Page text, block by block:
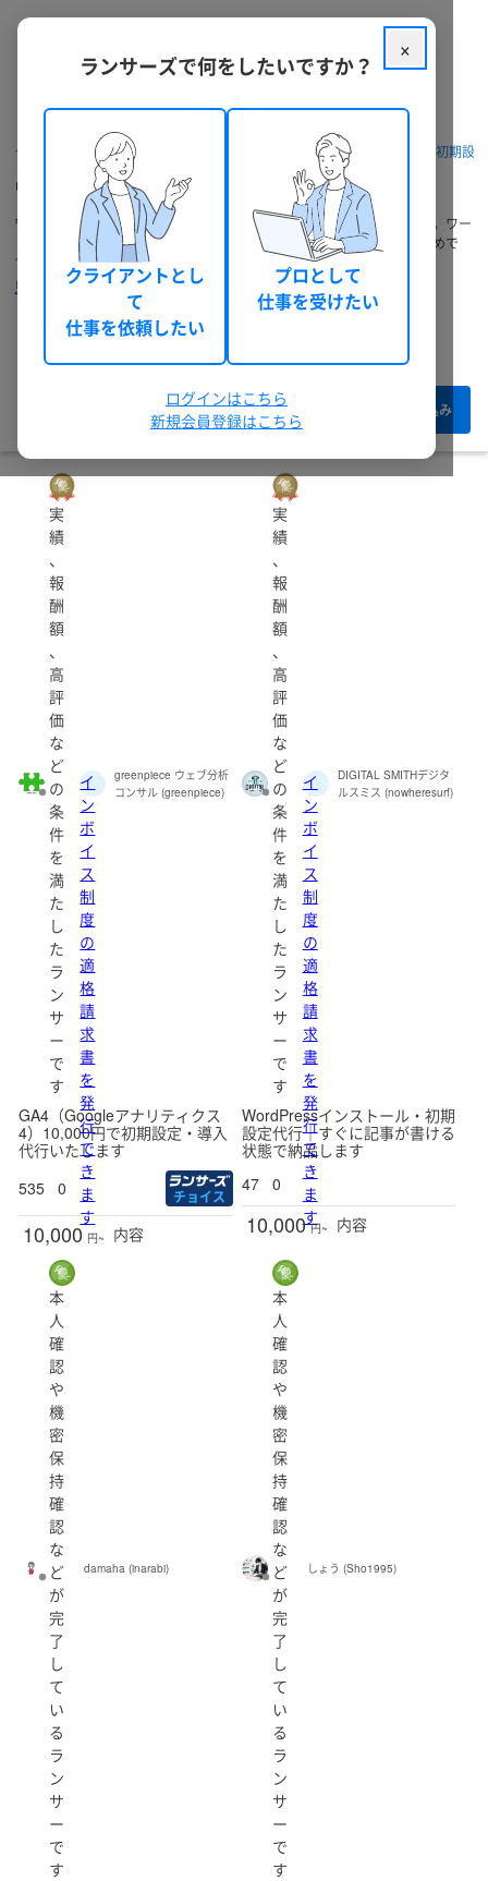
クラウドソーシング ランサーズ パッケージを探す ワードプレス初期設
ワードプレス初期設定代行の依頼・発注
ワードプレス初期設定代行に関する依頼相談・無料見積もりができます。ワー
ドプレス初期設定代行に強いプロのフリーランス・外注先探しにおすすめで
す。
見積もりから納品までの流れ
絞り込み
個人・法人
都道府県
指定しない
北海道 青森県 岩手県 宮城県 秋田県
山形県
茨城県 埼玉県
東京都
新潟県 福井県
長野県
岐阜県 静岡県 愛知県 三重県
滋賀県
和歌山県
鳥取県
徳島県
福岡県
宮崎県 沖縄県
出品者のランク
認定ランサー
シルバー
ブロンズ
レギュラー
実
績
、
報
酬
額
、
高
評
価
な
ど
の
条
件
を
満
た
し
た
ラ
ン
サ
ー
で
す
イ
ン
ボ
イ
ス
制
度
の
適
格
請
求
書
を
発
行
で
き
ま
す
greenpiece ウェブ分析
コンサル (greenpiece)
GA4（Googleアナリティクス
4）10,000円で初期設定・導入
代行いたします
535
0 チョイス
10,000 円~ 内容
実
績
、
報
酬
額
、
高
評
価
な
ど
の
条
件
を
満
た
し
た
ラ
ン
サ
ー
で
す
イ
ン
ボ
イ
ス
制
度
の
適
格
請
求
書
を
発
行
で
き
ま
す
DIGITAL SMITHデジタ
ルスミス (nowheresurf)
WordPressインストール・初期
設定代行｜すぐに記事が書ける
状態で納品します
47
0
10,000 円~ 内容
本
人
確
認
や
機
密
保
持
確
認
な
ど
が
完
了
し
て
い
る
ラ
ン
サ
ー
で
す
damaha (inarabi)
本
人
確
認
や
機
密
保
持
確
認
な
ど
が
完
了
し
て
い
る
ラ
ン
サ
ー
で
す
しょう (Sho1995)
×
ランサーズで何をしたいですか？
クライアントとし
て
仕事を依頼したい
プロとして
仕事を受けたい
ログインはこちら
新規会員登録はこちら